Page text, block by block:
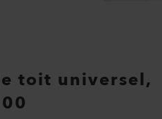
toit universel,